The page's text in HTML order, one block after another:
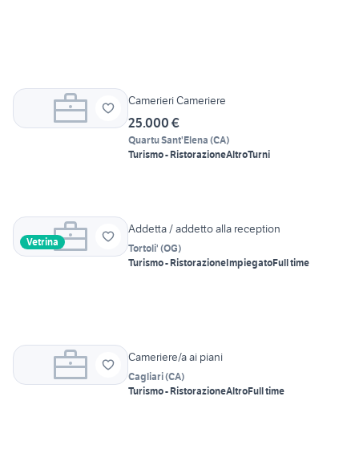
Camerieri Cameriere
25.000 €
Quartu Sant'Elena (CA)
Turismo - RistorazioneAltroTurni
Vetrina
Addetta / addetto alla reception
Tortoli' (OG)
Turismo - RistorazioneImpiegatoFull time
Cameriere/a ai piani
Cagliari(CA)
Turismo - RistorazioneAltroFull time